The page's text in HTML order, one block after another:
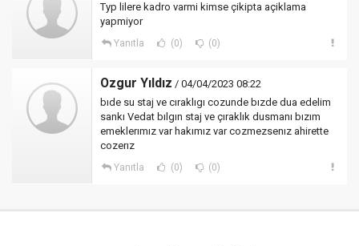
Typ lilere kadro varmi kimse çikipta açiklama
yapmiyor
Yanıtla (0) (0)
Ozgur Yıldız / 04/04/2023 08:22
bıde su staj ve cıraklıgı cozunde bızde dua edelim
sankı Vedat bılgın staj ve çıraklık dusmanı bızım
emeklerımız var hakımız var cozmezsenız ahirette
cozerız
Yanıtla (0) (0)